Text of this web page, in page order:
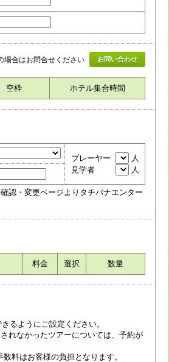
場合はお問合せください お問い合わせ
空枠 ホテル集合時間
プレーヤー
人
見学者
人
認・変更ページよりタチバナエンター
料金 選択 数量
るようにご設定ください。
れなかったツアーについては、予約が
料はお客様の負担となります。